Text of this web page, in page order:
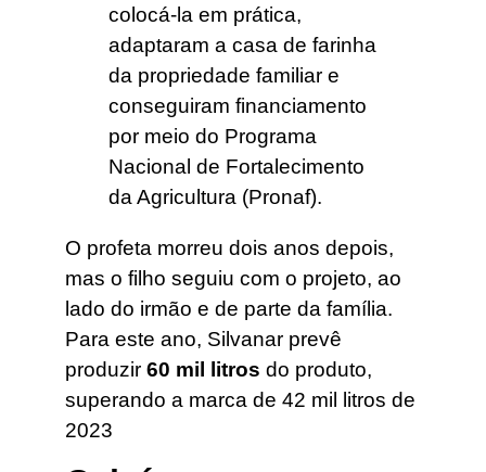
colocá-la em prática,
adaptaram a casa de farinha
da propriedade familiar e
conseguiram financiamento
por meio do Programa
Nacional de Fortalecimento
da Agricultura (Pronaf).
O profeta morreu dois anos depois,
mas o filho seguiu com o projeto, ao
lado do irmão e de parte da família.
Para este ano, Silvanar prevê
produzir 60 mil litros do produto,
superando a marca de 42 mil litros de
2023